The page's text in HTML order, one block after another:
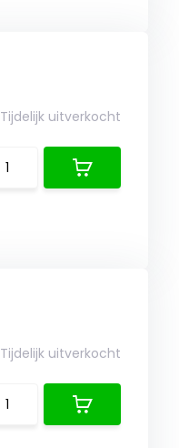
Tijdelijk uitverkocht
Tijdelijk uitverkocht